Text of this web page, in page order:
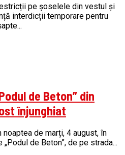
pe șoselele din vestul și
interdicții temporare pentru
de Beton” din
înjunghiat
de marți, 4 august, în
de Beton”, de pe strada...